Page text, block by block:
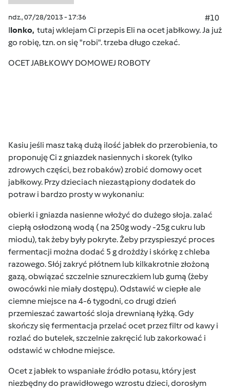
ndz., 07/28/2013 - 17:36
#10
Ilonko, tutaj wklejam Ci przepis Eli na ocet jabłkowy. Ja już
go robię, tzn. on się "robi". trzeba długo czekać.
OCET JABŁKOWY DOMOWEJ ROBOTY
Kasiu jeśli masz taką dużą ilość jabłek do przerobienia, to
proponuję Ci z gniazdek nasiennych i skorek (tylko
zdrowych części, bez robaków) zrobić domowy ocet
jabłkowy. Przy dzieciach niezastąpiony dodatek do
potraw i bardzo prosty w wykonaniu:
obierki i gniazda nasienne włożyć do dużego słoja. zalać
ciepłą osłodzoną wodą ( na 250g wody -25g cukru lub
miodu), tak żeby były pokryte. Żeby przyspieszyć proces
fermentacji można dodać 5 g drożdży i skórkę z chleba
razowego. Słój zakryć płótnem lub kilkakrotnie złożoną
gazą, obwiązać szczelnie sznureczkiem lub gumą (żeby
owocówki nie miały dostępu). Odstawić w ciepłe ale
ciemne miejsce na 4-6 tygodni, co drugi dzień
przemieszać zawartość sloja drewnianą łyżką. Gdy
skończy się fermentacja przelać ocet przez filtr od kawy i
rozlać do butelek, szczelnie zakręcić lub zakorkować i
odstawić w chłodne miejsce.
Ocet z jabłek to wspaniałe źródło potasu, który jest
niezbędny do prawidłowego wzrostu dzieci, dorosłym